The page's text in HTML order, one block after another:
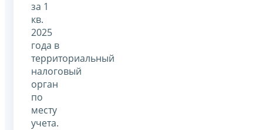
за 1
кв.
2025
года в
территориальный
налоговый
орган
по
месту
учета.